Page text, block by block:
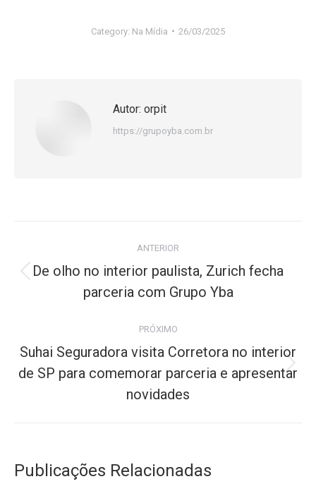
Category: Na Mídia 26/03/2025
Autor: orpit
https://grupoyba.com.br
de
ANTERIOR
Post
anterior:
De olho no interior paulista, Zurich fecha
parceria com Grupo Yba
PRÓXIMO
Próximo
post:
Suhai Seguradora visita Corretora no interior
de SP para comemorar parceria e apresentar
novidades
Publicações Relacionadas